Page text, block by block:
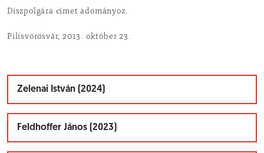
Díszpolgára címet adományoz.
Pilisvörösvár, 2013. október 23.
Zelenai István (2024)
Feldhoffer János (2023)